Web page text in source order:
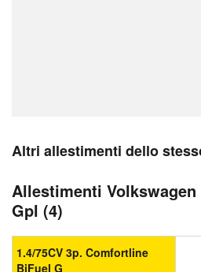
Altri allestimenti dello
Allestimenti Volkswagen
Gpl (4)
1.4/75CV 3p. Comfortline
BiFuel G